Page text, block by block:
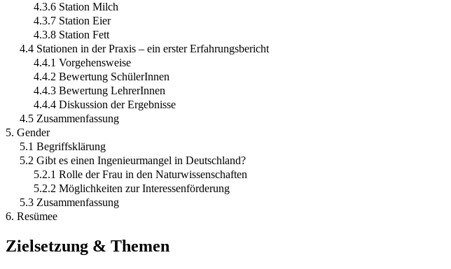
4.3.6 Station Milch
4.3.7 Station Eier
4.3.8 Station Fett
4.4 Stationen in der Praxis – ein erster Erfahrungsbericht
4.4.1 Vorgehensweise
4.4.2 Bewertung SchülerInnen
4.4.3 Bewertung LehrerInnen
4.4.4 Diskussion der Ergebnisse
4.5 Zusammenfassung
5. Gender
5.1 Begriffsklärung
5.2 Gibt es einen Ingenieurmangel in Deutschland?
5.2.1 Rolle der Frau in den Naturwissenschaften
5.2.2 Möglichkeiten zur Interessenförderung
5.3 Zusammenfassung
6. Resümee
Zielsetzung & Themen